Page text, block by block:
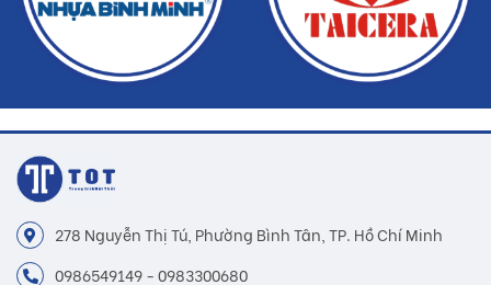
278 Nguyễn Thị Tú, Phường Bình Tân, TP. Hồ Chí Minh
0986549149 - 0983300680